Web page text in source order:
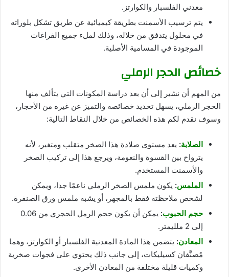
معدني الفلسبار والكوارتز.
يتم ترسيب الأسمنت بطريقة كيميائية عن طريق تشكل بلوراته
في محلول يتدفق من خلاله، وذلك لملء جميع الفراغات
الموجودة في المسامية الأصلية.
خصائص الحجر الرملي
من المهم أن نشير إلى أن بعد دراسة المكونات التي يتألف منها
الحجر الرملي، يسهل تحديد خصائصه والتميز عن غيره من الأحجار،
وسوف نقدم لكم هذه الخصائص من خلال النقاط التالية:
الصلابة: يعد مستوى صلادة هذا الصخر متقلب ومتغير، لأنه
يترواح بين القسوة والنعومة، ويرجع هذا إلى تركيب الصخر
والأسمنت المستخدم.
الملمس: يكون ملمس الصخر الرملي ناعمًا جدا، ويمكن
لشخص ملاحظته فقط بالمجهر، أو يشبه ملمس ورق الصنفرة.
حجم الحبوب:
يمكن أن يكون حجم الرمل الحجري من 0.06
إلى 2 ملليمتر.
المعادن: يتضمن هذا المادة المعدنية الفلسبار أو الكوارتز، وهما
مُصنَّفان كسيليكات، إلى جانب ذلك يحتوي على فجوات صخرية
وكميات قليلة مختلفة من المعادن الأخرى.